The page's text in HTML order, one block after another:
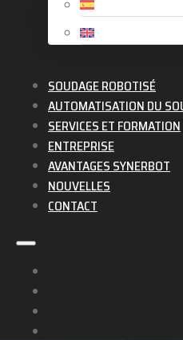
SOUDAGE ROBOTISÉ
AUTOMATISATION DU
SERVICES ET FORMATION
ENTREPRISE
AVANTAGES SYNERBOT
NOUVELLES
CONTACT